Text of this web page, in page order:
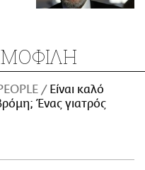
Είναι καλό
Ένας γιατρός